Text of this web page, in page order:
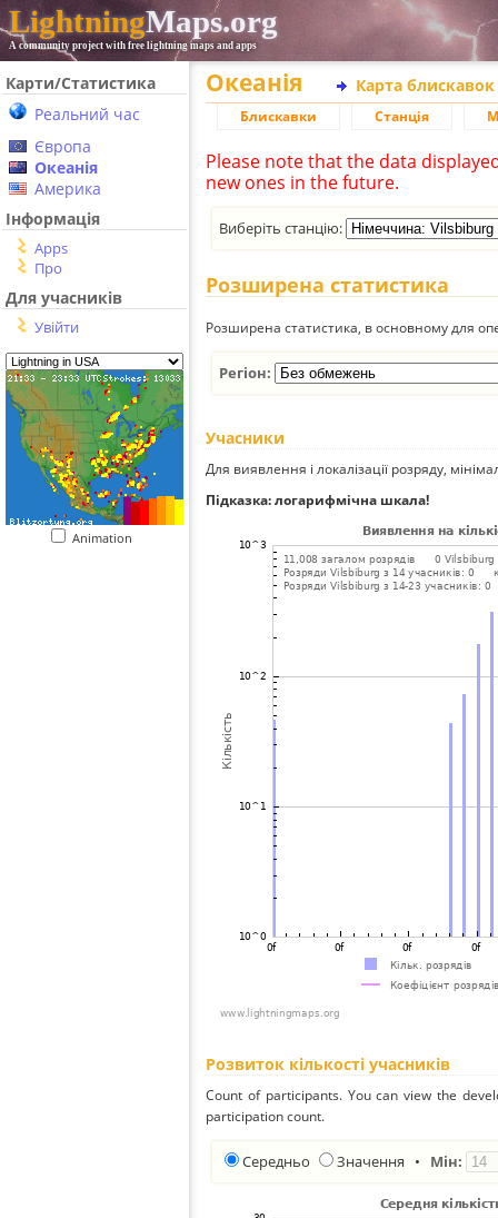
LightningMaps.org
A community project with free lightning maps and apps
Карти/Статистика
Реальний час
Європа
Океанія
Америка
Інформація
Apps
Про
Для учасників
Увійти
Animation
Океанія Карта
Блискавки Станція
Please note that the data
new ones in the future.
Виберіть станцію:
Розширена статистика
Розширена статистика, в основному для
Регіон:
Учасники
Для виявлення і локалізації розряду,
Підказка: логарифмічна шкала!
Розвиток кількості учасників
Count of participants. You can view the
participation count.
Середньо Значення • Мін: